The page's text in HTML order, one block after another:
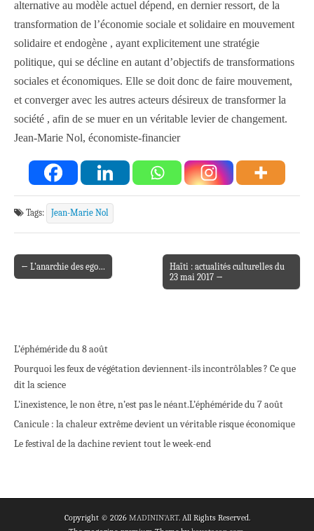
alternative au modèle actuel dépend, en dernier ressort, de la
transformation de l’économie sociale et solidaire en mouvement
solidaire et endogène , ayant explicitement une stratégie
politique, qui se décline en autant d’objectifs de transformations
sociales et économiques. Elle se doit donc de faire mouvement,
et converger avec les autres acteurs désireux de transformer la
société , afin de se muer en un véritable levier de changement.
Jean-Marie Nol, économiste-financier
Tags: Jean-Marie Nol
Post navigation
← L’anarchie des ego…
Haïti : actualités culturelles du
23 mai 2017 →
L’éphéméride du 8 août
Pourquoi les feux de végétation deviennent-ils incontrôlables ? Ce que
dit la science
L’inexistence, le non être, n’est pas le néant.L’éphéméride du 7 août
Canicule : la chaleur extrême devient un véritable risque économique
Le festival de la dachine revient tout le week-end
Copyright © 2026 MADININ'ART. All Rights Reserved.